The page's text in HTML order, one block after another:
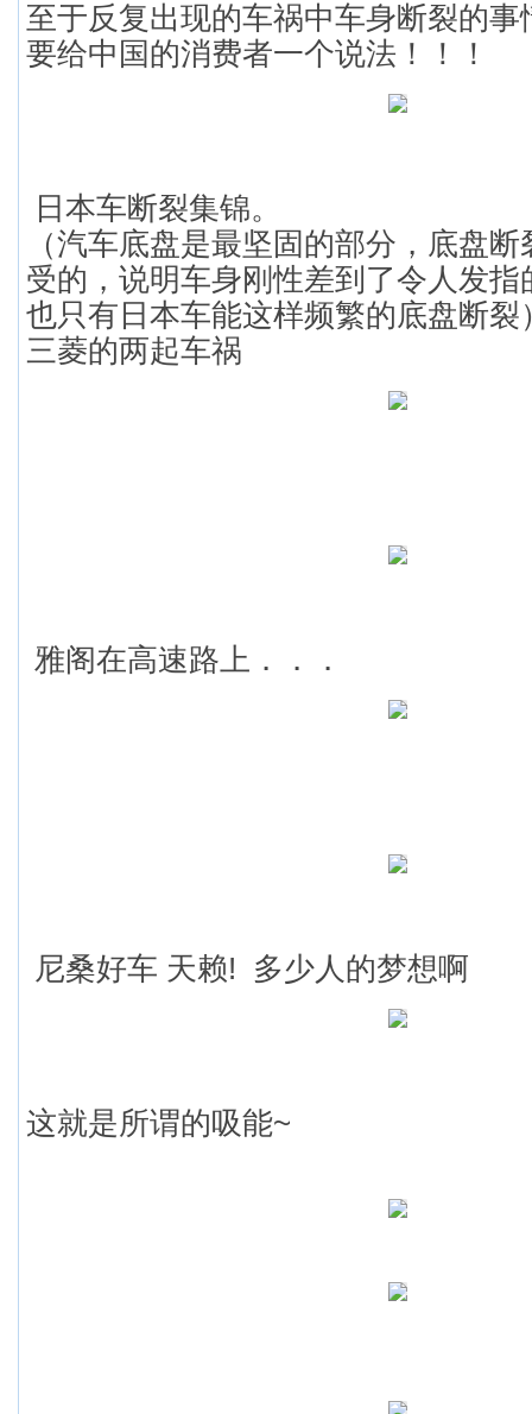
至于反复出现的车祸中车身断裂的
要给中国的消费者一个说法！！！
日本车断裂集锦。
（汽车底盘是最坚固的部分，底盘
受的，说明车身刚性差到了令人发
也只有日本车能这样频繁的底盘断
三菱的两起车祸
雅阁在高速路上．．．
尼桑好车 天赖! 多少人的梦想啊
这就是所谓的吸能~